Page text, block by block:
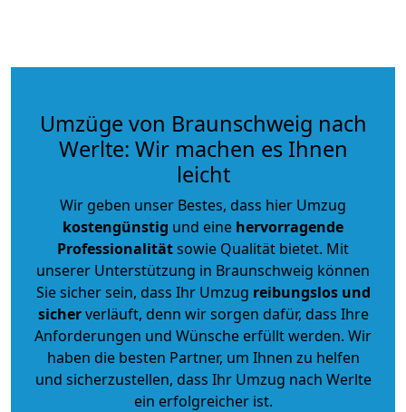
Umzüge von Braunschweig nach
Werlte: Wir machen es Ihnen
leicht
Wir geben unser Bestes, dass hier Umzug
kostengünstig und eine hervorragende
Professionalitätsowie Qualität bietet. Mit
unserer Unterstützung in Braunschweig können
Sie sicher sein, dass Ihr Umzug reibungslos und
sicherverläuft, denn wir sorgen dafür, dass Ihre
Anforderungen und Wünsche erfüllt werden. Wir
haben die besten Partner, um Ihnen zu helfen
und sicherzustellen, dass Ihr Umzug nach Werlte
ein erfolgreicher ist.